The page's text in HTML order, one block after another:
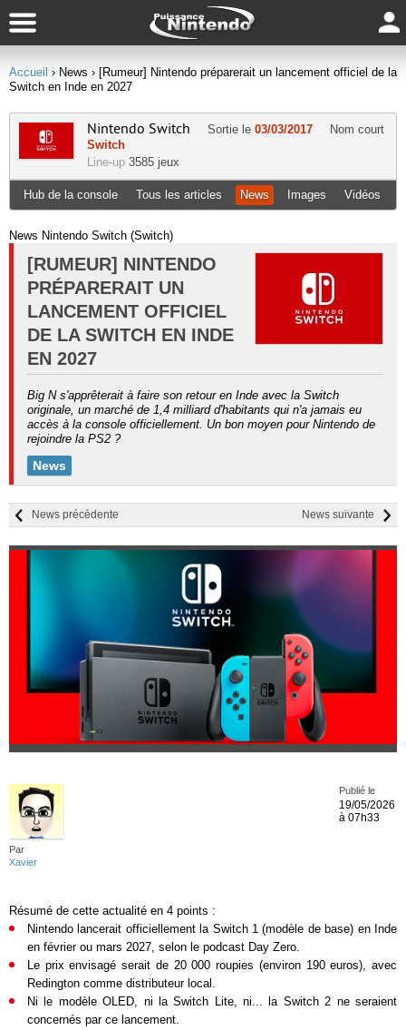
Accueil › News › [Rumeur] Nintendo préparerait un lancement officiel de la
Switch en Inde en 2027
Nintendo Switch Sortie le 03/03/2017
Nom court
Switch
Line-up 3585 jeux
Hub de la console Tous les articles News Images Vidéos
News Nintendo Switch (Switch)
[RUMEUR] NINTENDO
PRÉPARERAIT UN
LANCEMENT OFFICIEL
DE LA SWITCH EN INDE
EN 2027
Big N s'apprêterait à faire son retour en Inde avec la Switch
originale, un marché de 1,4 milliard d'habitants qui n'a jamais eu
accès à la console officiellement. Un bon moyen pour Nintendo de
rejoindre la PS2 ?
News
News suivante
News précédente
Par
Xavier
Publié le
19/05/2026
à 07h33
Résumé de cette actualité en 4 points :
Nintendo lancerait officiellement la Switch 1 (modèle de base) en Inde
en février ou mars 2027, selon le podcast Day Zero.
Le prix envisagé serait de 20 000 roupies (environ 190 euros), avec
Redington comme distributeur local.
Ni le modèle OLED, ni la Switch Lite, ni... la Switch 2 ne seraient
concernés par ce lancement.